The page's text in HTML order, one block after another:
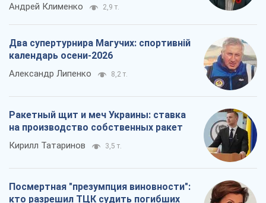
Андрей Клименко 2,9 т.
Два супертурнира Магучих: спортивній
календарь осени-2026
Александр Липенко 8,2 т.
Ракетный щит и меч Украины: ставка
на производство собственных ракет
Кирилл Татаринов 3,5 т.
Посмертная "презумпция виновности":
кто разрешил ТЦК судить погибших